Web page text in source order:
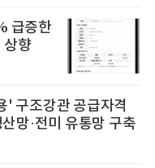
급증한
향
' 구조강관 공급자격
망·전미 유통망 구축